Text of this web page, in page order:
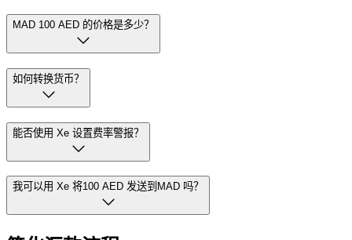
MAD 100 AED 的价格是多少？
如何转换货币？
能否使用 Xe 设置费率警报？
我可以用 Xe 将100 AED 发送到MAD 吗？